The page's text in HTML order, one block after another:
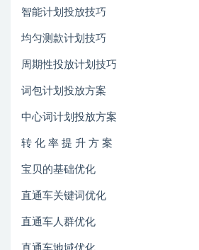
智能计划投放技巧
均匀测款计划技巧
周期性投放计划技巧
词包计划投放方案
中心词计划投放方案
转 化 率 提 升 方 案
宝贝的基础优化
直通车关键词优化
直通车人群优化